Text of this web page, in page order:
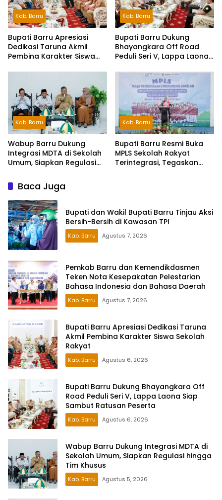
Kab. Barru
Bupati Barru Apresiasi
Dedikasi Taruna Akmil
Pembina Karakter Siswa
Kab. Barru
Bupati Barru Dukung
Bhayangkara Off Road
Peduli Seri V, Lappa Laona
Peserta
Kab. Barru
Wabup Barru Dukung
Integrasi MDTA di Sekolah
Umum, Siapkan Regulasi
Kab. Barru
Bupati Barru Resmi Buka
MPLS Sekolah Rakyat
Terintegrasi, Tegaskan
Baca Juga
Bupati dan Wakil Bupati Barru Tinjau Aksi
Bersih-Bersih di Kawasan TPI
Kab. Barru Agustus 7, 2026
Pemkab Barru dan Kemendikdasmen
Teken Nota Kesepakatan Pelestarian
Bahasa Indonesia dan Bahasa Daerah
Kab. Barru Agustus 7, 2026
Bupati Barru Apresiasi Dedikasi Taruna
Akmil Pembina Karakter Siswa Sekolah
Rakyat
Kab. Barru Agustus 6, 2026
Bupati Barru Dukung Bhayangkara Off
Road Peduli Seri V, Lappa Laona Siap
Sambut Ratusan Peserta
Kab. Barru Agustus 6, 2026
Wabup Barru Dukung Integrasi MDTA di
Sekolah Umum, Siapkan Regulasi hingga
Tim Khusus
Kab. Barru Agustus 5, 2026